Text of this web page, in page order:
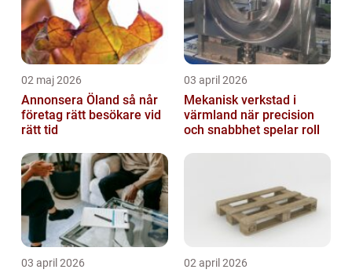
02 maj 2026
Annonsera Öland så når
företag rätt besökare vid
rätt tid
03 april 2026
Mekanisk verkstad i
värmland när precision
och snabbhet spelar roll
03 april 2026 02 april 2026